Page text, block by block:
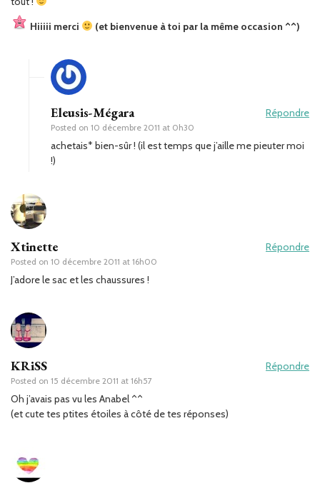
Hiiiii merci
(et bienvenue à toi par la même occasion ^^)
Eleusis-Mégara
Posted on 10 décembre 2011 at 0h30
Répondre
achetais* bien-sûr ! (il est temps que j’aille me pieuter moi
!)
Xtinette
Posted on 10 décembre 2011 at 16h00
Répondre
J’adore le sac et les chaussures !
KRiSS
Posted on 15 décembre 2011 at 16h57
Répondre
Oh j’avais pas vu les Anabel ^^
(et cute tes ptites étoiles à côté de tes réponses)